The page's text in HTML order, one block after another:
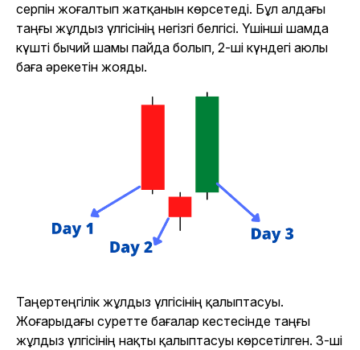
серпін жоғалтып жатқанын көрсетеді. Бұл алдағы
таңғы жұлдыз үлгісінің негізгі белгісі. Үшінші шамда
күшті бычий шамы пайда болып, 2-ші күндегі аюлы
баға әрекетін жояды.
Таңертеңгілік жұлдыз үлгісінің қалыптасуы.
Жоғарыдағы суретте бағалар кестесінде таңғы
жұлдыз үлгісінің нақты қалыптасуы көрсетілген. 3-ші